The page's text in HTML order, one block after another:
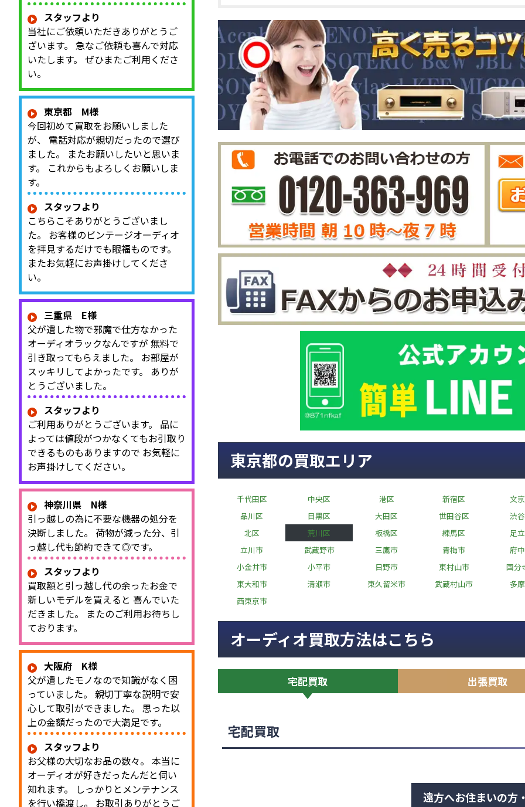
東京都の買取エリア
千代田区 中央区 港区 新宿区
文
品川区
目黒区 大田区 世田谷区
渋
北区
荒川区 板橋区 練馬区
足
立川市
武蔵野市 三鷹市 青梅市
府
小金井市
小平市 日野市 東村山市
国分
東大和市
清瀬市 東久留米市 武蔵村山市
多
西東京市
オーディオ買取方法はこちら
宅配買取 出張買取
宅配買取
遠方へお住まいの方
スタッフより
当社にご依頼いただきありがとうご
ざいます。 急なご依頼も喜んで対応
いたします。 ぜひまたご利用くださ
い。
東京都 M様
今回初めて買取をお願いしました
が、 電話対応が親切だったので選び
ました。 またお願いしたいと思いま
す。 これからもよろしくお願いしま
す。
スタッフより
こちらこそありがとうございまし
た。 お客様のビンテージオーディオ
を拝見するだけでも眼福ものです。
またお気軽にお声掛けしてくださ
い。
三重県 E様
父が遺した物で邪魔で仕方なかった
オーディオラックなんですが 無料で
引き取ってもらえました。 お部屋が
スッキリしてよかったです。 ありが
とうございました。
スタッフより
ご利用ありがとうございます。 品に
よっては値段がつかなくてもお引取り
できるものもありますので お気軽に
お声掛けしてください。
神奈川県 N様
引っ越しの為に不要な機器の処分を
決断しました。 荷物が減った分、引
っ越し代も節約できて◎です。
スタッフより
買取額と引っ越し代の余ったお金で
新しいモデルを買えると 喜んでいた
だきました。 またのご利用お待ちし
ております。
大阪府 K様
父が遺したモノなので知識がなく困
っていました。 親切丁寧な説明で安
心して取引ができました。 思った以
上の金額だったので大満足です。
スタッフより
お父様の大切なお品の数々。 本当に
オーディオが好きだったんだと伺い
知れます。 しっかりとメンテナンス
を行い橋渡し。 お取引ありがとうご